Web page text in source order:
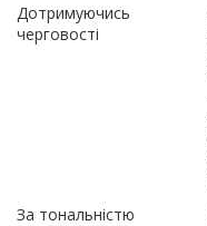
Дотримуючись
черговості
За тональністю